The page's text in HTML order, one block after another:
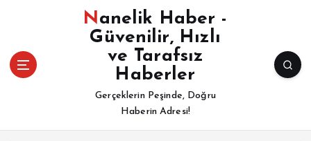
Nanelik Haber -
Güvenilir, Hızlı
ve Tarafsız
Haberler
Gerçeklerin Peşinde, Doğru
Haberin Adresi!